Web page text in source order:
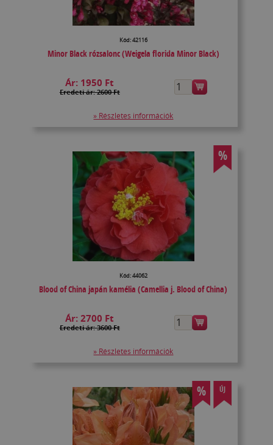
Kód: 42116
Minor Black rózsalonc (Weigela florida Minor Black)
Ár: 1950 Ft
Eredeti ár: 2600 Ft
» Részletes információk
%
Kód: 44062
Blood of China japán kamélia (Camellia j. Blood of China)
Ár:2700 Ft
Eredeti ár: 3600 Ft
» Részletes információk
% ÚJ